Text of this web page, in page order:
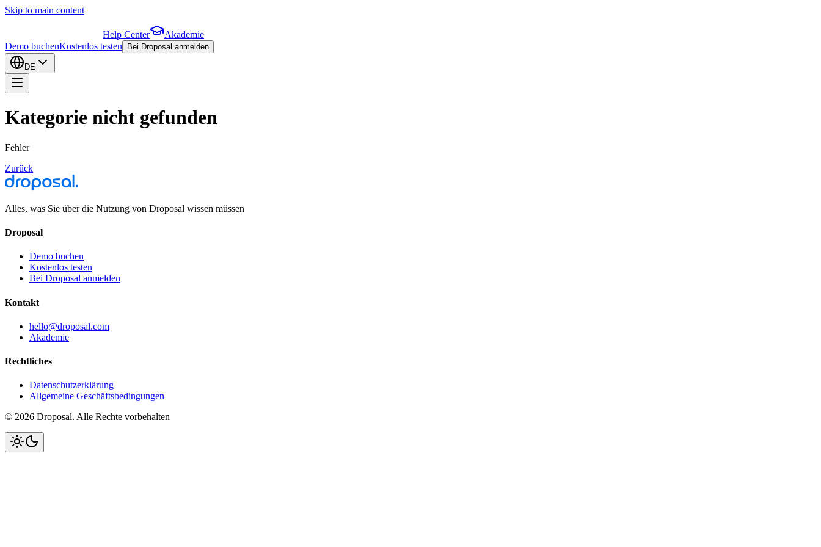
Skip to main content
Help Center
Akademie
Demo buchenKostenlos testen Bei Droposal anmelden
DE
Kategorie nicht gefunden
Fehler
Zurück
Alles, was Sie über die Nutzung von Droposal wissen müssen
Droposal
Demo buchen
Kostenlos testen
Bei Droposal anmelden
Kontakt
hello@droposal.com
Akademie
Rechtliches
Datenschutzerklärung
Allgemeine Geschäftsbedingungen
© 2026 Droposal. Alle Rechte vorbehalten